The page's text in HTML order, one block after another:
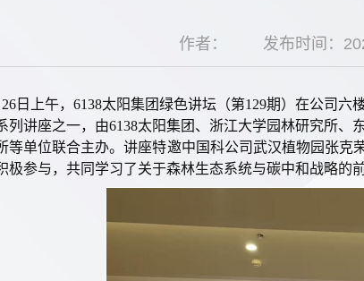
作者： 发布时间：
日上午，6138太阳集团绿色讲坛（第129期）在公司
列讲座之一，由6138太阳集团、浙江大学园林研究所、
等单位联合主办。讲座特邀中国科公司武汉植物园张克
极参与，共同学习了关于森林生态系统与碳中和战略的前